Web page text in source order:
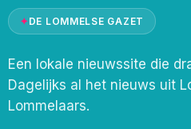
✦DE LOMMELSE GAZET
Een lokale nieuwssite die
Dagelijks al het nieuws uit
Lommelaars.